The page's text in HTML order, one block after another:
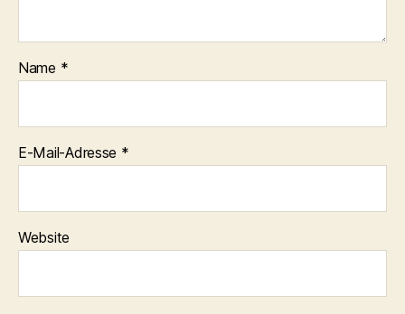
Name *
E-Mail-Adresse *
Website